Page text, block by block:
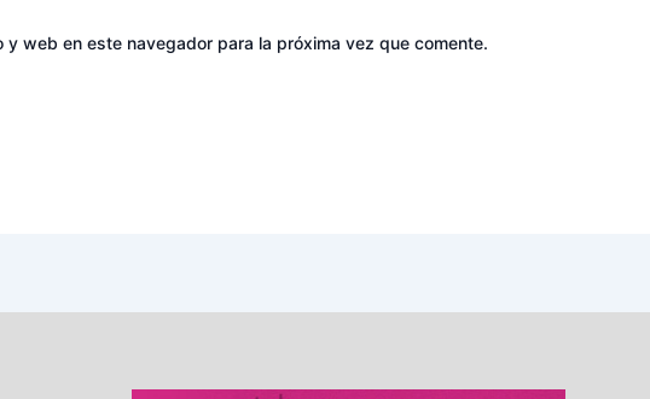
y web en este navegador para la próxima vez que comente.